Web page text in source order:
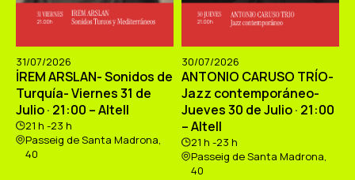
31/07/2026
İREM ARSLAN- Sonidos de
Turquía- Viernes 31 de
Julio · 21:00 – Altell
21 h -23 h
Passeig de Santa Madrona,
40
30/07/2026
ANTONIO CARUSO TRÍO-
Jazz contemporáneo-
Jueves 30 de Julio · 21:00
– Altell
21 h -23 h
Passeig de Santa Madrona,
40